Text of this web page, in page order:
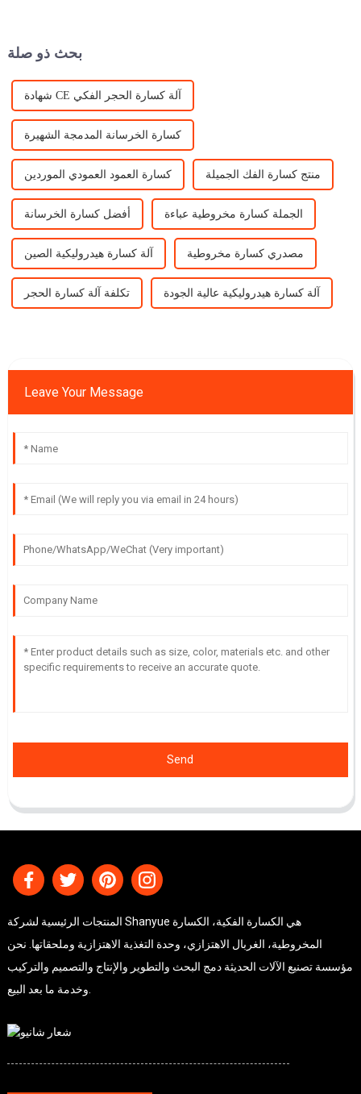
بحث ذو صلة
شهادة CE آلة كسارة الحجر الفكي
كسارة الخرسانة المدمجة الشهيرة
كسارة العمود العمودي الموردين منتج كسارة الفك الجميلة
أفضل كسارة الخرسانة الجملة كسارة مخروطية عباءة
آلة كسارة هيدروليكية الصين مصدري كسارة مخروطية
تكلفة آلة كسارة الحجر آلة كسارة هيدروليكية عالية الجودة
Leave Your Message
Send
المنتجات الرئيسية لشركة Shanyue هي الكسارة الفكية، الكسارة
المخروطية، الغربال الاهتزازي، وحدة التغذية الاهتزازية وملحقاتها. نحن
مؤسسة تصنيع الآلات الحديثة دمج البحث والتطوير والإنتاج والتصميم والتركيب